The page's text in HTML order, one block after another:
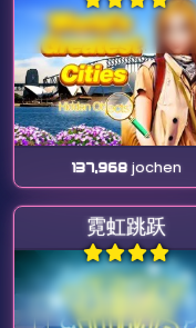
137,968 jochen
霓虹跳跃